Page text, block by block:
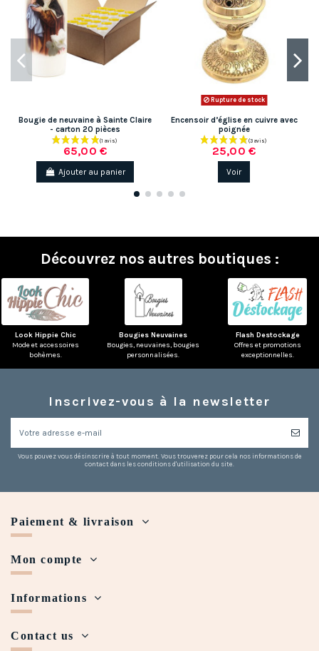
Bougie de neuvaine à Sainte Claire
- carton 20 pièces
65,00 €
Ajouter au panier
Rupture de stock
Encensoir d’église en cuivre avec
poignée
25,00 €
Voir
Découvrez nos autres boutiques :
Look Hippie Chic
Mode et accessoires
bohèmes.
Bougies Neuvaines
Bougies, neuvaines, bougies
personnalisées.
Flash Destockage
Offres et promotions
exceptionnelles.
Inscrivez-vous à la newsletter
Vous pouvez vous désinscrire à tout moment. Vous trouverez pour cela nos informations de
contact dans les conditions d'utilisation du site.
Paiement & livraison
Mon compte
Informations
Contact us